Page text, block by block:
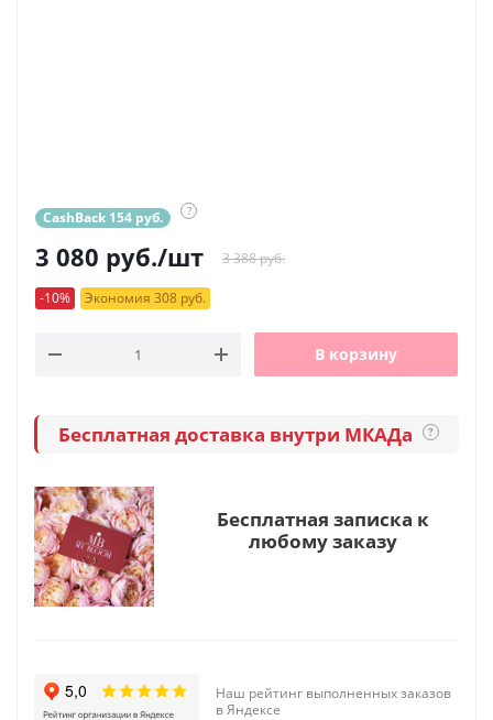
CashBack 154 руб. ?
3 080 руб./шт 3 388 руб.
-10% Экономия 308 руб.
В корзину
Бесплатная доставка внутри МКАДа ?
Бесплатная записка к
любому заказу
Наш рейтинг выполненных заказов
в Яндексе